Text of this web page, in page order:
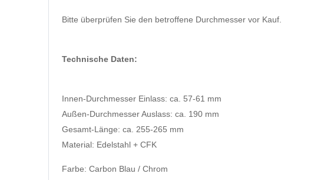
Bitte überprüfen Sie den betroffene Durchmesser vor Kauf.
Technische Daten:
Innen-Durchmesser Einlass: ca. 57-61 mm
Außen-Durchmesser Auslass: ca. 190 mm
Gesamt-Länge: ca. 255-265 mm
Material: Edelstahl + CFK
Farbe: Carbon Blau / Chrom